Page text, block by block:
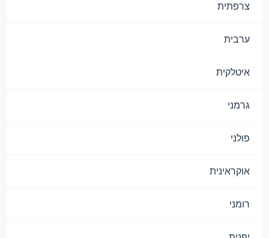
צרפתית
ערבית
איטלקית
גרמני
פולני
אוקראינית
רומני